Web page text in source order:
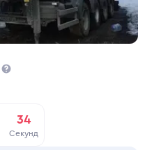
34
Секунд